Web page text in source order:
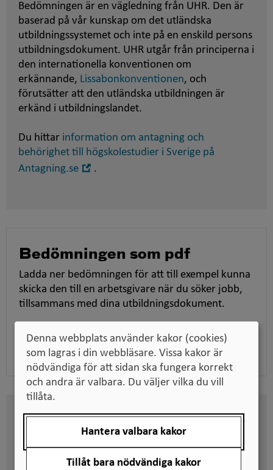
Bedömningen är en vägledning från UHR. Den är
baserad på vår kunskap om det utländska
utbildningssystemet och inte på en enskild persons
utbildningsdokument. UHR utgår från principerna i
den internationella konventionen om
erkännande, Lissabonkonventionen, och
förutsätter att den utländska utbildningen är
erkänd i utbildningslandet.
Du hittar information om antagning och
behörighet till högskolestudier i Sverige på
Antagning.se
.
Bedömningen som pdf
Ladda ner bedömningen för att till exempel kunna
skicka den till en arbetsgivare när du söker jobb,
tillsammans med dina utbildningsdokument.
Ladda ner pdf
Här kan du se på vilken nivå
svenska kvalifikationer är
placerade
Denna webbplats använder kakor (cookies)
som lagras i din webbläsare. Vissa kakor är
nödvändiga för att sidan ska fungera korrekt
och andra är valbara. Du väljer vilka du vill
tillåta.
Hantera valbara kakor
Tillåt bara nödvändiga kakor